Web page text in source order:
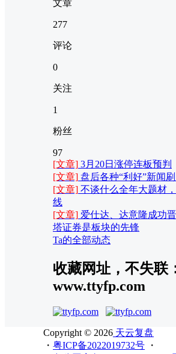
文章
277
评论
0
关注
1
粉丝
97
[文章] 3月20日涨停连板预判
[文章] 盘后各种“利好”新闻刷
[文章] 不谈什么全年大题材
线
[文章] 爱仕达、达意隆成功
塔证券是板块的先锋
Ta的全部动态
收藏网址，不失联
www.ttyfp.com
Copyright © 2026 天云复盘
・ 粤ICP备2022019732号
・